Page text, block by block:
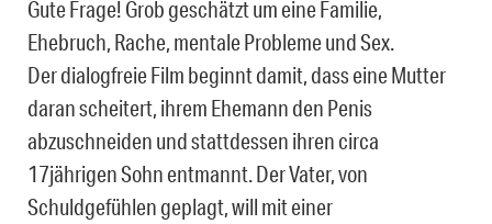
Gute Frage! Grob geschätzt um eine Familie,
Ehebruch, Rache, mentale Probleme und Sex.
Der dialogfreie Film beginnt damit, dass eine Mutter
daran scheitert, ihrem Ehemann den Penis
abzuschneiden und stattdessen ihren circa
17jährigen Sohn entmannt. Der Vater, von
Schuldgefühlen geplagt, will mit einer